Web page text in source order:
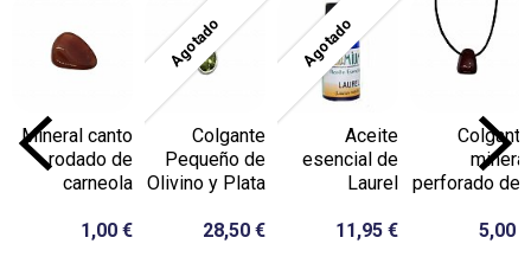
Mineral canto
rodado de
carneola
1,00 €
Agotado
Colgante
Pequeño de
Olivino y Plata
28,50 €
Agotado
Aceite
esencial de
Laurel
11,95 €
Colgante
mineral
perforado de...
5,00 €